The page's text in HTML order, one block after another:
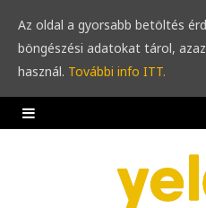
Az oldal a gyorsabb betöltés
böngészési adatokat tárol,
használ. További info ITT.